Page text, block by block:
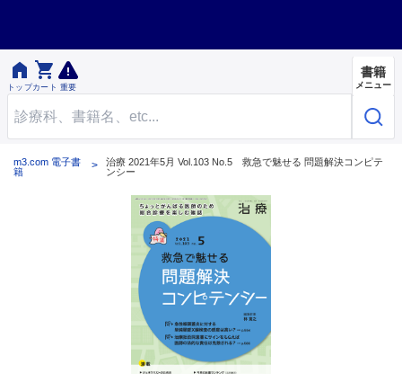

トップ

カート 重要
書籍
メニュー
m3.com 電子書
籍
治療 2021年5月 Vol.103 No.5 救急で魅せる 問題解決コンピテ
ンシー